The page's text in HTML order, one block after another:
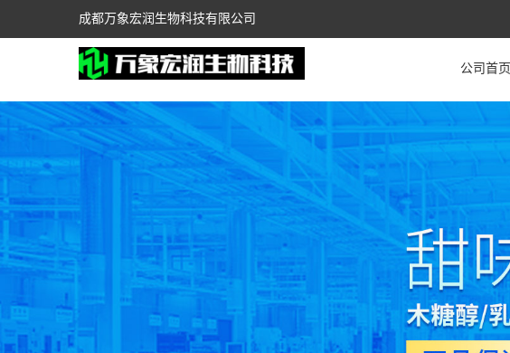
成都万象宏润生物科技有限公司
公司首页